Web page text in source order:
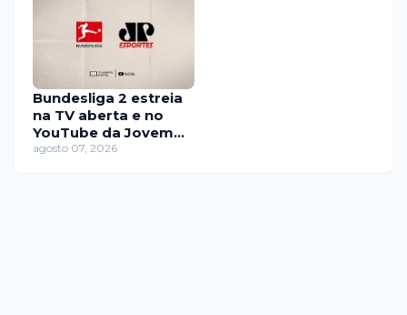
Bundesliga 2 estreia
na TV aberta e no
YouTube da Jovem
Pan nesta sexta-feira
agosto 07, 2026